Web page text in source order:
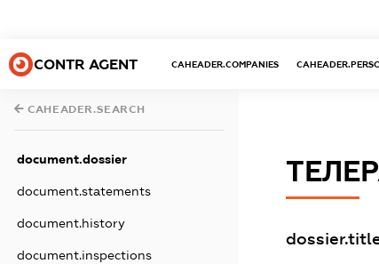
CONTR AGENT CAHEADER.COMPANIES
CAHEADER.SEARCH
document.dossier
document.statements
document.history
document.inspections